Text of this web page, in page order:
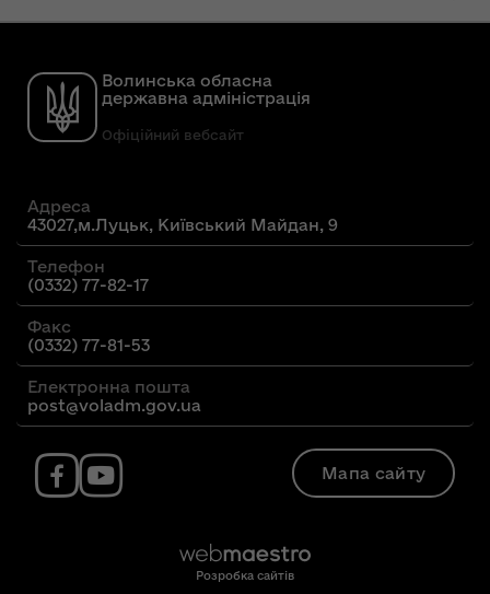
Волинська обласна
державна адміністрація
Офіційний вебсайт
Адреса
43027,м.Луцьк, Київський Майдан, 9
Телефон
(0332) 77-82-17
Факс
(0332) 77-81-53
Електронна пошта
post@voladm.gov.ua
Мапа сайту
Розробка сайтів